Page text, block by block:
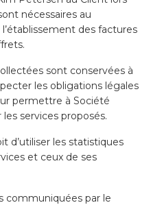
nécessaires au
des factures
sont conservées à
les obligations légales
permettre à Société
services proposés.
d’utiliser les statistiques
et ceux de ses
communiquées par le